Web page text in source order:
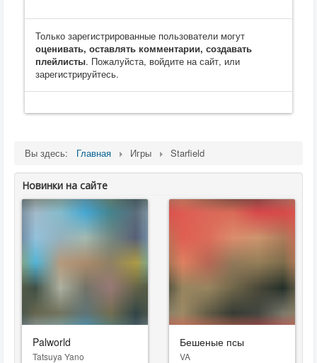
Только зарегистрированные пользователи могут
оценивать, оставлять комментарии, создавать
плейлисты. Пожалуйста, войдите на сайт, или
зарегистрируйтесь.
Вы здесь: Главная Игры Starfield
Новинки на сайте
Palworld
Tatsuya Yano
Бешеные псы
VA